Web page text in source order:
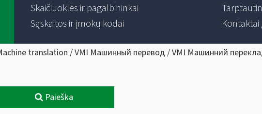
Skaičiuoklės ir pagalbininkai
Sąskaitos ir įmokų kodai
translation / VMI Машинный перевод / VMI Машинний
Paieška